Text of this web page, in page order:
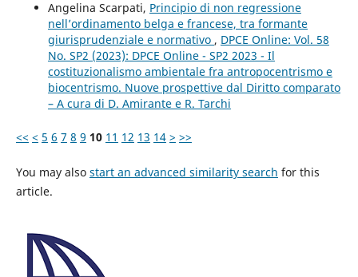
Angelina Scarpati, Principio di non regressione
nell’ordinamento belga e francese, tra formante
giurisprudenziale e normativo , DPCE Online: Vol. 58
No. SP2 (2023): DPCE Online - SP2 2023 - Il
costituzionalismo ambientale fra antropocentrismo e
biocentrismo. Nuove prospettive dal Diritto comparato
– A cura di D. Amirante e R. Tarchi
<< < 5 6 7 8 9 10 11 12 13 14 > >>
You may also start an advanced similarity search for this
article.